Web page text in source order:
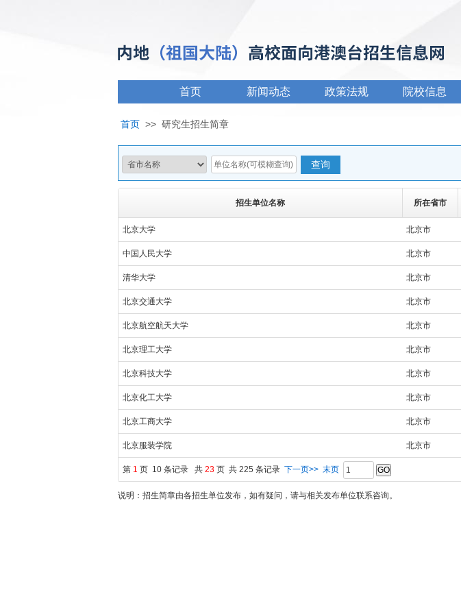
首页 新闻动态 政策法规 院校信息
首页 >> 研究生招生简章
招生单位名称 所在省市
北京大学 北京市
中国人民大学 北京市
清华大学 北京市
北京交通大学 北京市
北京航空航天大学 北京市
北京理工大学 北京市
北京科技大学 北京市
北京化工大学 北京市
北京工商大学 北京市
北京服装学院 北京市
第 1 页 10 条记录 共 23 页 共 225 条记录 下一页>> 末页
说明：招生简章由各招生单位发布，如有疑问，请与相关发布单位联系咨询。